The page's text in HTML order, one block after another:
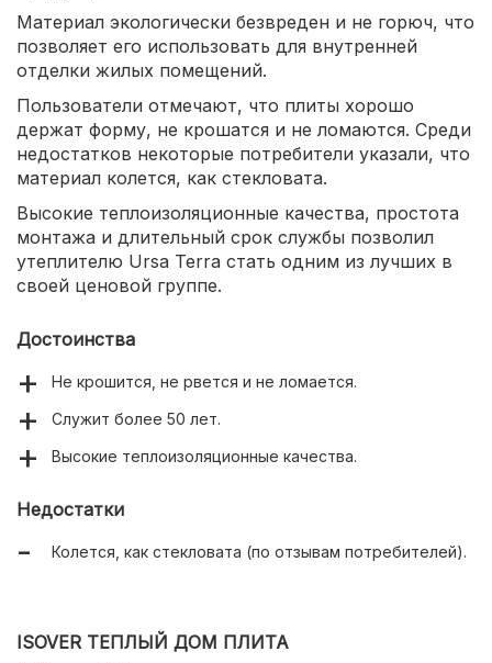
Материал экологически безвреден и не горюч, что
позволяет его использовать для внутренней
отделки жилых помещений.
Пользователи отмечают, что плиты хорошо
держат форму, не крошатся и не ломаются. Среди
недостатков некоторые потребители указали, что
материал колется, как стекловата.
Высокие теплоизоляционные качества, простота
монтажа и длительный срок службы позволил
утеплителю Ursa Terra стать одним из лучших в
своей ценовой группе.
Достоинства
Не крошится, не рвется и не ломается.
Служит более 50 лет.
Высокие теплоизоляционные качества.
Недостатки
Колется, как стекловата (по отзывам потребителей).
ISOVER ТЕПЛЫЙ ДОМ ПЛИТА